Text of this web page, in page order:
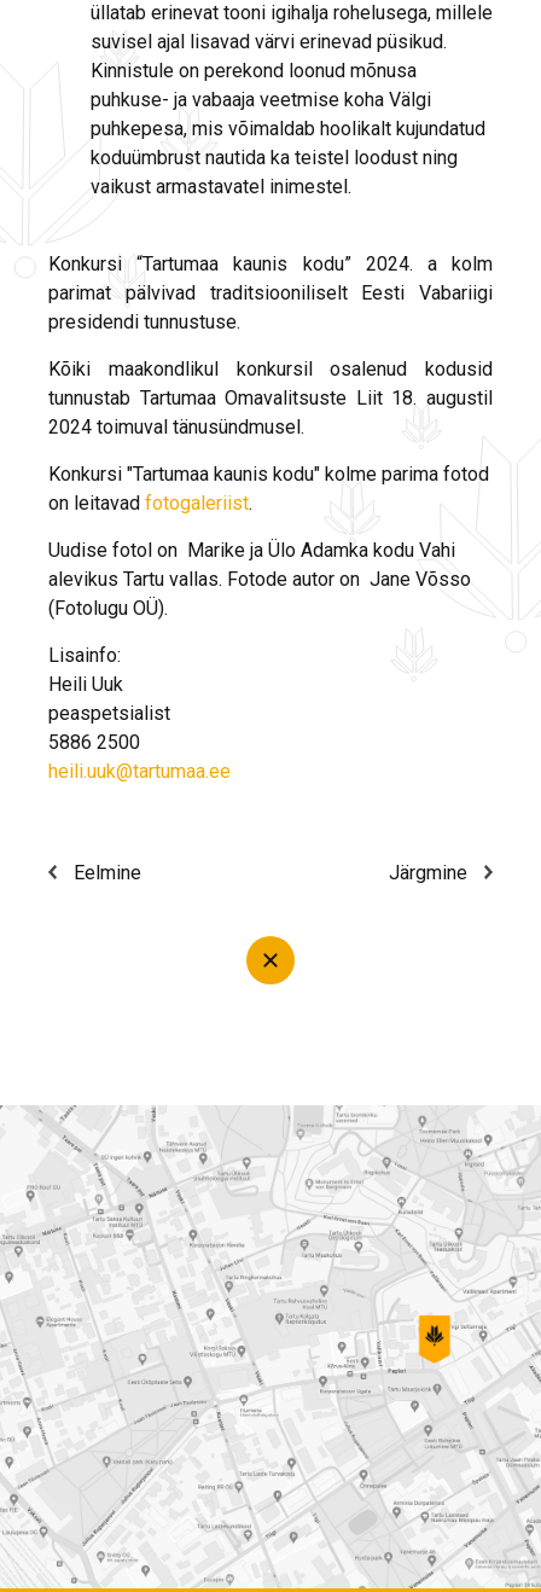
üllatab erinevat tooni igihalja rohelusega, millele
suvisel ajal lisavad värvi erinevad püsikud.
Kinnistule on perekond loonud mõnusa
puhkuse- ja vabaaja veetmise koha Välgi
puhkepesa, mis võimaldab hoolikalt kujundatud
koduümbrust nautida ka teistel loodust ning
vaikust armastavatel inimestel.
Konkursi “Tartumaa kaunis kodu” 2024. a kolm
parimat pälvivad traditsiooniliselt Eesti Vabariigi
presidendi tunnustuse.
Kõiki maakondlikul konkursil osalenud kodusid
tunnustab Tartumaa Omavalitsuste Liit 18. augustil
2024 toimuval tänusündmusel.
Konkursi "Tartumaa kaunis kodu" kolme parima fotod
on leitavad fotogaleriist.
Uudise fotol on Marike ja Ülo Adamka kodu Vahi
alevikus Tartu vallas. Fotode autor on Jane Võsso
(Fotolugu OÜ).
Lisainfo:
Heili Uuk
peaspetsialist
5886 2500
heili.uuk@tartumaa.ee
Eelmine Järgmine